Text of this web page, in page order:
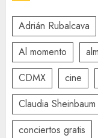
Adrián Rubalcava
Al momento
CDMX
cine
Claudia Sheinbaum
conciertos gratis